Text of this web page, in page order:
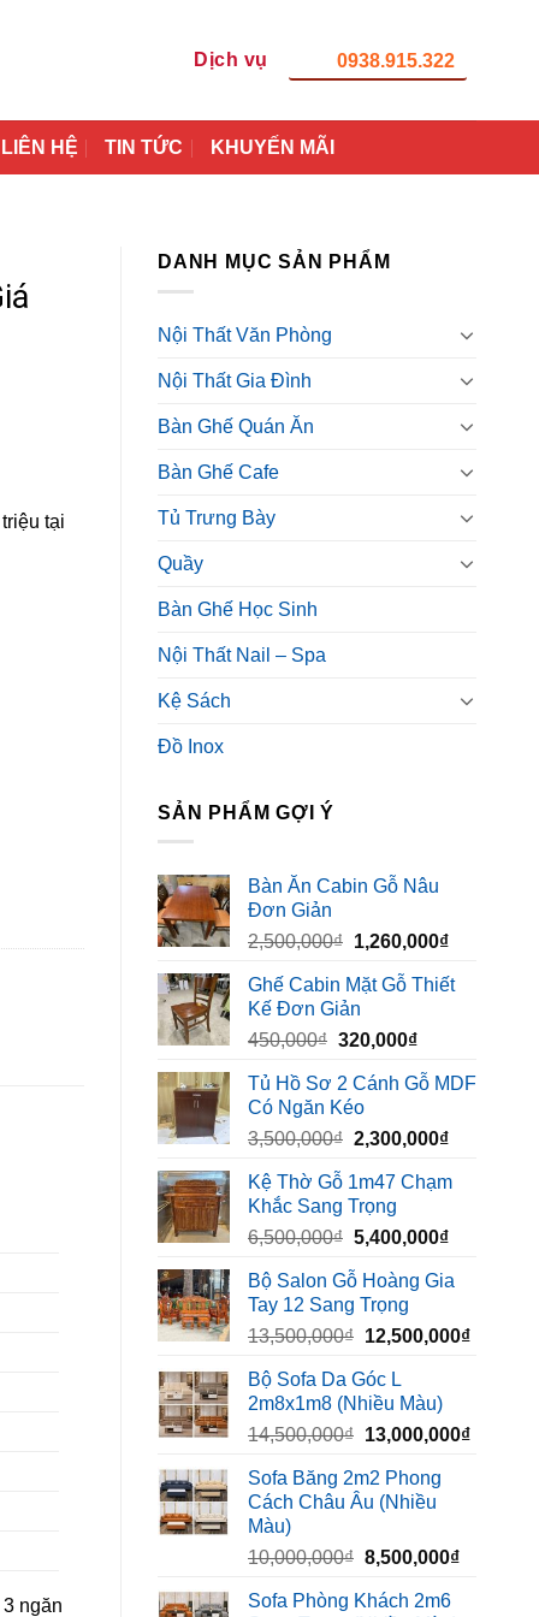
Dịch vụ 0938.915.322
LIÊN HỆ TIN TỨC KHUYẾN MÃI
DANH MỤC SẢN PHẨM
Nội Thất Văn Phòng
Nội Thất Gia Đình
Bàn Ghế Quán Ăn
Bàn Ghế Cafe
Tủ Trưng Bày
Quầy
Bàn Ghế Học Sinh
Nội Thất Nail – Spa
Kệ Sách
Đồ Inox
SẢN PHẨM GỢI Ý
Bàn Ăn Cabin Gỗ Nâu
Đơn Giản
2,500,000₫ Giá
là:
2,500,000₫.
1,260,000₫Giá
tại
Ghế Cabin Mặt Gỗ Thiết
Kế Đơn Giản
450,000₫ Giá
là:
450,000₫.
320,000₫Giá
tại
320,000₫.
Tủ Hồ Sơ 2 Cánh Gỗ MDF
Có Ngăn Kéo
3,500,000₫ Giá
là:
3,500,000₫.
2,300,000₫Giá
tại
Kệ Thờ Gỗ 1m47 Chạm
Khắc Sang Trọng
6,500,000₫ Giá
là:
6,500,000₫.
5,400,000₫Giá
tại
Bộ Salon Gỗ Hoàng Gia
Tay 12 Sang Trọng
13,500,000₫ Giá
là:
13,500,000₫.
12,500,000₫Giá
Bộ Sofa Da Góc L
2m8x1m8 (Nhiều Màu)
14,500,000₫ Giá
là:
14,500,000₫.
13,000,000₫Giá
Sofa Băng 2m2 Phong
Cách Châu Âu (Nhiều
Màu)
10,000,000₫ Giá
là:
8,500,000₫Giá
Sofa Phòng Khách 2m6
tại
ngăn